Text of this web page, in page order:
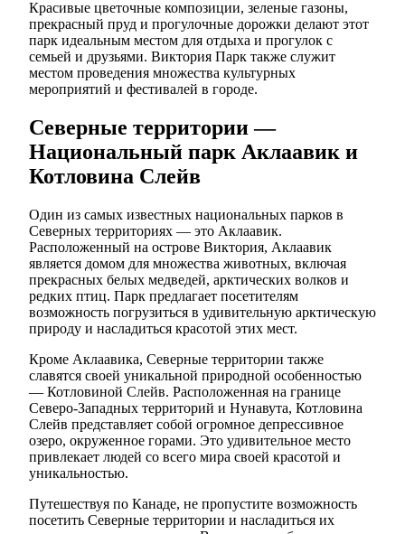
Красивые цветочные композиции, зеленые газоны,
прекрасный пруд и прогулочные дорожки делают этот
парк идеальным местом для отдыха и прогулок с
семьей и друзьями. Виктория Парк также служит
местом проведения множества культурных
мероприятий и фестивалей в городе.
Северные территории —
Национальный парк Аклаавик и
Котловина Слейв
Один из самых известных национальных парков в
Северных территориях — это Аклаавик.
Расположенный на острове Виктория, Аклаавик
является домом для множества животных, включая
прекрасных белых медведей, арктических волков и
редких птиц. Парк предлагает посетителям
возможность погрузиться в удивительную арктическую
природу и насладиться красотой этих мест.
Кроме Аклаавика, Северные территории также
славятся своей уникальной природной особенностью
— Котловиной Слейв. Расположенная на границе
Северо-Западных территорий и Нунавута, Котловина
Слейв представляет собой огромное депрессивное
озеро, окруженное горами. Это удивительное место
привлекает людей со всего мира своей красотой и
уникальностью.
Путешествуя по Канаде, не пропустите возможность
посетить Северные территории и насладиться их